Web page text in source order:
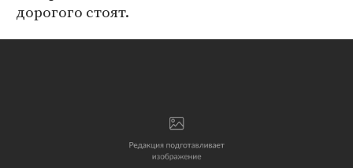
дорогого стоят.